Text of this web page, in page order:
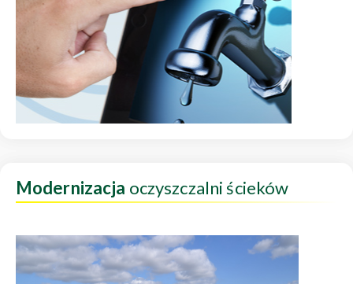
Modernizacja oczyszczalni ścieków